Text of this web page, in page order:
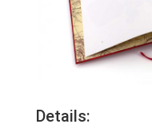
Details: